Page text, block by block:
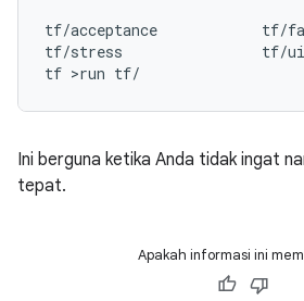
tf/acceptance            tf/
tf/stress                tf/
tf >run tf/
Ini berguna ketika Anda tidak ingat
tepat.
Apakah informasi ini